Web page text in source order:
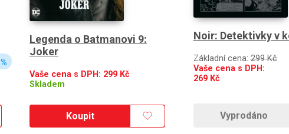
%
Legenda o Batmanovi 9:
Joker
Vaše cena s DPH: 299 Kč
Skladem
Koupit
Noir: Detektivky v
Základní cena:299 Kč
Vaše cena s DPH:
269Kč
Vyprodáno